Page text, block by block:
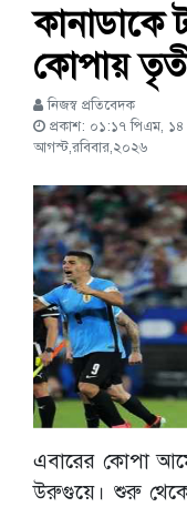
কানাডাকে
কোপায়
নিজস্ব প্রতিবেদক
প্রকাশ: ০১:১৭ পিএম,
আগস্ট,রবিবার,২০২৬
এবারের কোপা
উরুগুয়ে। শুরু